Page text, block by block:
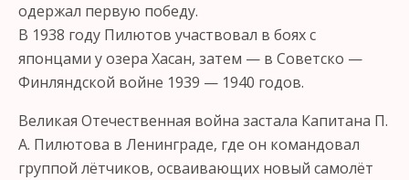
одержал первую победу.
В 1938 году Пилютов участвовал в боях с
японцами у озера Хасан, затем — в Советско —
Финляндской войне 1939 — 1940 годов.
Великая Отечественная война застала Капитана П.
А. Пилютова в Ленинграде, где он командовал
группой лётчиков, осваивающих новый самолёт